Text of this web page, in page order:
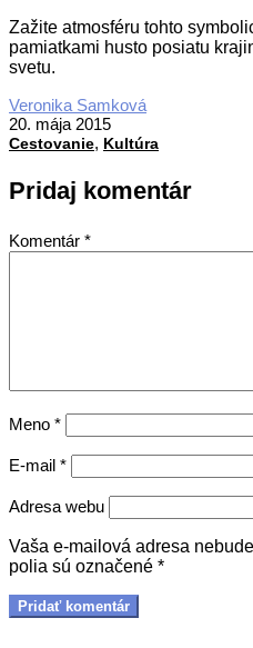
Zažite atmosféru tohto
pamiatkami husto posiatu
svetu.
2015-
05-
20
Veronika Samková
20. mája 2015
Cestovanie, Kultúra
Pridaj komentár
Komentár *
Meno *
E-mail *
Adresa webu
Vaša e-mailová adresa
polia sú označené *